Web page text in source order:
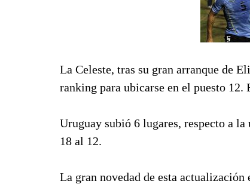
La Celeste, tras su gran arranque de
ranking para ubicarse en el puesto 12.
Uruguay subió 6 lugares, respecto a
18 al 12.
La gran novedad de esta